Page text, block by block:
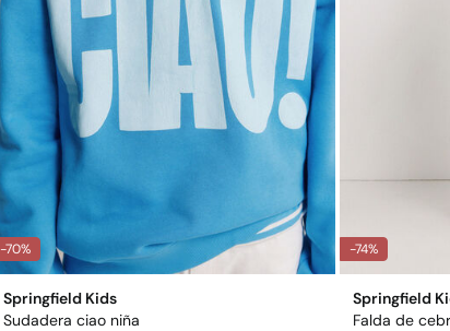
-70%
Springfield Kids
Sudadera ciao niña
-74%
Springfield
Falda de